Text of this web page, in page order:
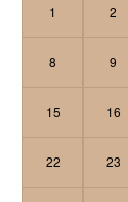
1 2
8 9
15 16
22 23